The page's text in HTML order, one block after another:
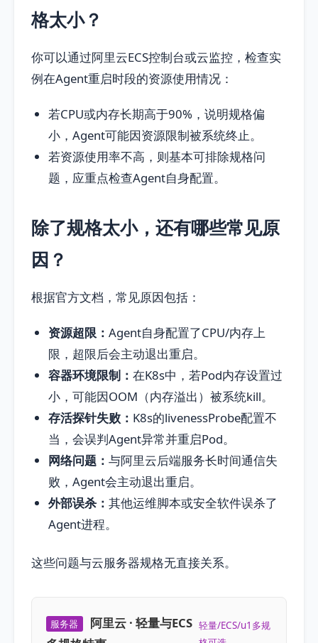
格太小？
你可以通过阿里云ECS控制台或云监控，检查实
例在Agent重启时段的资源使用情况：
若CPU或内存长期高于90%，说明规格偏
小，Agent可能因资源限制被系统终止。
若资源使用率不高，则基本可排除规格问
题，应重点检查Agent自身配置。
除了规格太小，还有哪些常见原
因？
根据官方文档，常见原因包括：
资源超限： Agent自身配置了CPU/内存上
限，超限后会主动退出重启。
容器环境限制： 在K8s中，若Pod内存设置过
小，可能因OOM（内存溢出）被系统kill。
存活探针失败： K8s的livenessProbe配置不
当，会误判Agent异常并重启Pod。
网络问题： 与阿里云后端服务长时间通信失
败，Agent会主动退出重启。
外部误杀： 其他运维脚本或安全软件误杀了
Agent进程。
这些问题与云服务器规格无直接关系。
服务器
阿里云 · 轻量与ECS 轻量/ECS/u1多规